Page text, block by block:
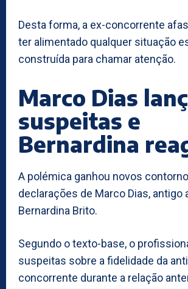
Desta forma, a ex-concorrente
ter alimentado qualquer situação
construída para chamar atenção.
Marco Dias
suspeitas e
Bernardina
A polémica ganhou novos
declarações de Marco Dias, antigo
Bernardina Brito.
Segundo o texto-base, o
suspeitas sobre a fidelidade da
concorrente durante a relação